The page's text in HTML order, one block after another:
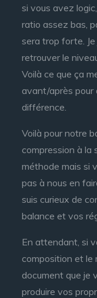
si vous avez
ratio assez bas,
sera trop forte.
retrouver le
Voilà ce que ça
avant/après pour
différence.
Voilà pour notre
compression à la
méthode mais si
pas à nous en
suis curieux de
balance et vos
En attendant, si
composition et le
document que je
produire vos